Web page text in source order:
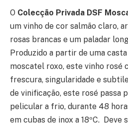
O Colecção Privada DSF
um vinho de cor salmão claro,
rosas brancas e um paladar
Produzido a partir de uma
moscatel roxo, este vinho rosé
frescura, singularidade e
de vinificação, este rosé passa
pelicular a frio, durante 48
em cubas de inox a 18ºC. Deve